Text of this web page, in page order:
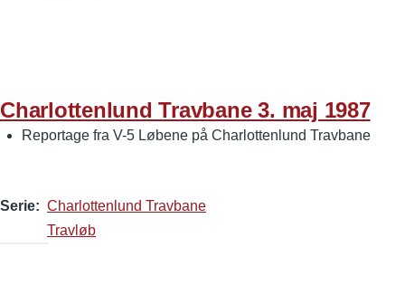
Charlottenlund Travbane 3. maj 1987
Reportage fra V-5 Løbene på Charlottenlund Travbane
Serie
Charlottenlund Travbane
Travløb